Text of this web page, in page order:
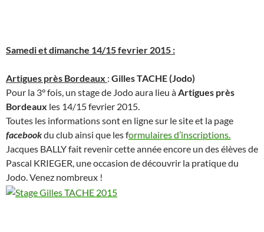
Samedi et dimanche 14/15 fevrier 2015 :
Artigues près Bordeaux : Gilles TACHE (Jodo)
Pour la 3° fois, un stage de Jodo aura lieu àArtigues près
Bordeaux les 14/15 fevrier 2015.
Toutes les informations sont en ligne sur le site et la page
facebookdu club ainsi que les formulaires d’inscriptions.
Jacques BALLY fait revenir cette année encore un des élèves de
Pascal KRIEGER, une occasion de découvrir la pratique du
Jodo. Venez nombreux !